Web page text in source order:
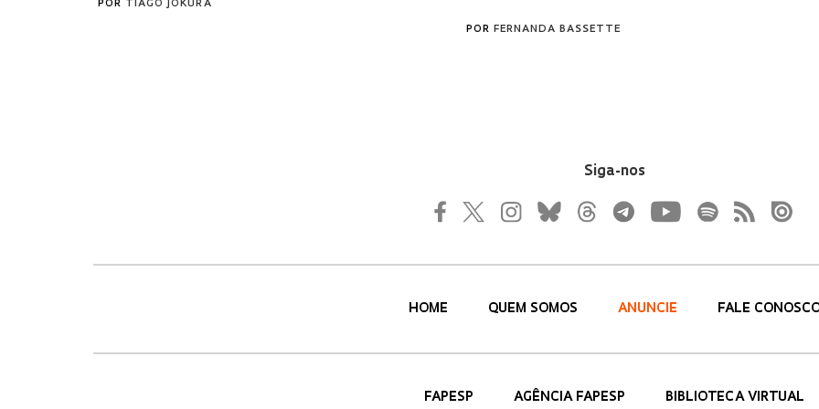
Siga-nos
HOME QUEM SOMOS ANUNCIE FALE
FAPESP AGÊNCIA FAPESP BIBLIOTECA VIRTUAL